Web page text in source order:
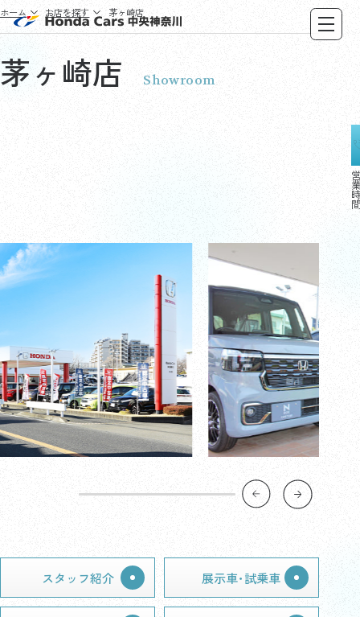
ホーム お店を探す 茅ヶ崎店
茅ヶ崎店 Showroom
スタッフ紹介 展示車･試乗車